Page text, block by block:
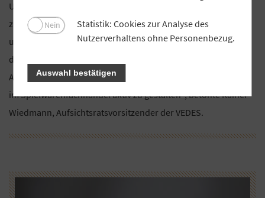
Unternehmenskommunikation und Human Resources
zuständig, während die Bereiche Einkauf, Marketing, Vertrieb
und Logistik von Achim Weniger verantwortet werden. „Mit
dem erweiterten Vorstandsteam ist die VEDES AG für den
Aufbruch in die Zukunft bestens aufgestellt, um den Wandel
im Spielwarenfachhandel aktiv zu gestalten“, betonte Rainer
Wiedmann, Aufsichtsratsvorsitzender der VEDES.
Nein
Statistik: Cookies zur Analyse des
Nutzerverhaltens ohne Personenbezug.
Auswahl bestätigen